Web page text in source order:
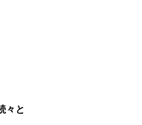
々と